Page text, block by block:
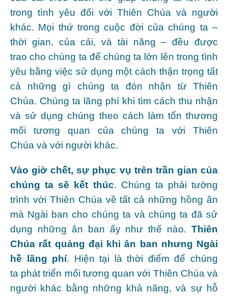
trong tình yêu đối với Thiên Chúa và người
khác. Mọi thứ trong cuộc đời của chúng ta –
thời gian, của cải, và tài năng – đều được
trao cho chúng ta để chúng ta lớn lên trong tình
yêu bằng việc sử dụng một cách thận trọng tất
cả những gì chúng ta đón nhận từ Thiên
Chúa. Chúng ta lãng phí khi tìm cách thu nhận
và sử dụng chúng theo cách làm tổn thương
mối tương quan của chúng ta với Thiên
Chúa và với người khác.
Vào giờ chết, sự phục vụ trên trần gian của
chúng ta sẽ kết thúc. Chúng ta phải tường
trình với Thiên Chúa về tất cả những hồng ân
mà Ngài ban cho chúng ta và chúng ta đã sử
dụng những ân ban ấy như thế nào. Thiên
Chúa rất quảng đại khi ân ban nhưng Ngài
hề lãng phí. Hiện tại là thời điểm để chúng
ta phát triển mối tương quan với Thiên Chúa và
người khác bằng những khả năng, và sự hỗ